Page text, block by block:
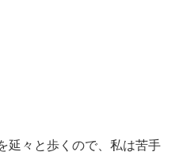
延々と歩くので、私は苦手